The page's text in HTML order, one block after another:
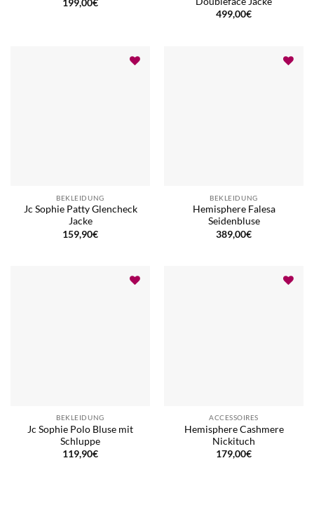
199,00€
499,00€
BEKLEIDUNG
Jc Sophie Patty Glencheck
Jacke
159,90€
BEKLEIDUNG
Hemisphere Falesa
Seidenbluse
389,00€
BEKLEIDUNG
Jc Sophie Polo Bluse mit
Schluppe
119,90€
ACCESSOIRES
Hemisphere Cashmere
Nickituch
179,00€